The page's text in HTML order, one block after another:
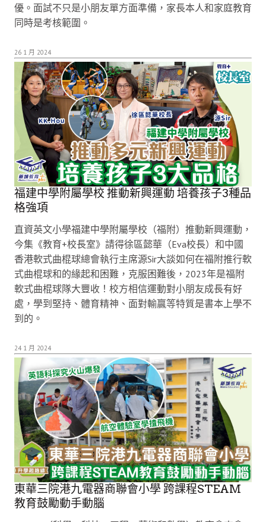
優。面試不只是小朋友單方面準備，家長本人和家庭教育
同時是考核範圍。
26 1 月 2024
福建中學附屬學校 推動新興運動 培養孩子3種品
格強項
直資英文小學福建中學附屬學校（福附）推動新興運動，
今集《教育+校長室》請得徐區懿華（Eva校長）和中國
香港軟式曲棍球總會執行主席源Sir大談如何在福附推行軟
式曲棍球和的緣起和困難，克服困難後，2023年是福附
軟式曲棍球隊大豐收！校方相信運動對小朋友成長有好
處，學到堅持、體育精神、面對輸贏等特質是書本上學不
到的。
24 1 月 2024
東華三院港九電器商聯會小學 跨課程STEAM
教育鼓勵動手動腦